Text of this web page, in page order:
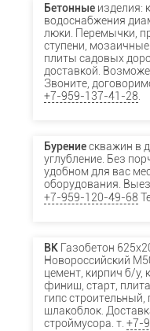
Бетонныеизделия:
водоснабжения
люки. Перемычки,
ступени,
плиты садовых
доставкой.
Звоните,
+7-959-137-41-28.
Бурениескважин в
углубление. Без
удобном для вас
оборудования.
+7-959-120-49-68
ВКГазобетон
Новороссийский
цемент, кирпич б/у,
финиш, старт, плита
гипс
шлакоблок.
строймусора. т. +7-